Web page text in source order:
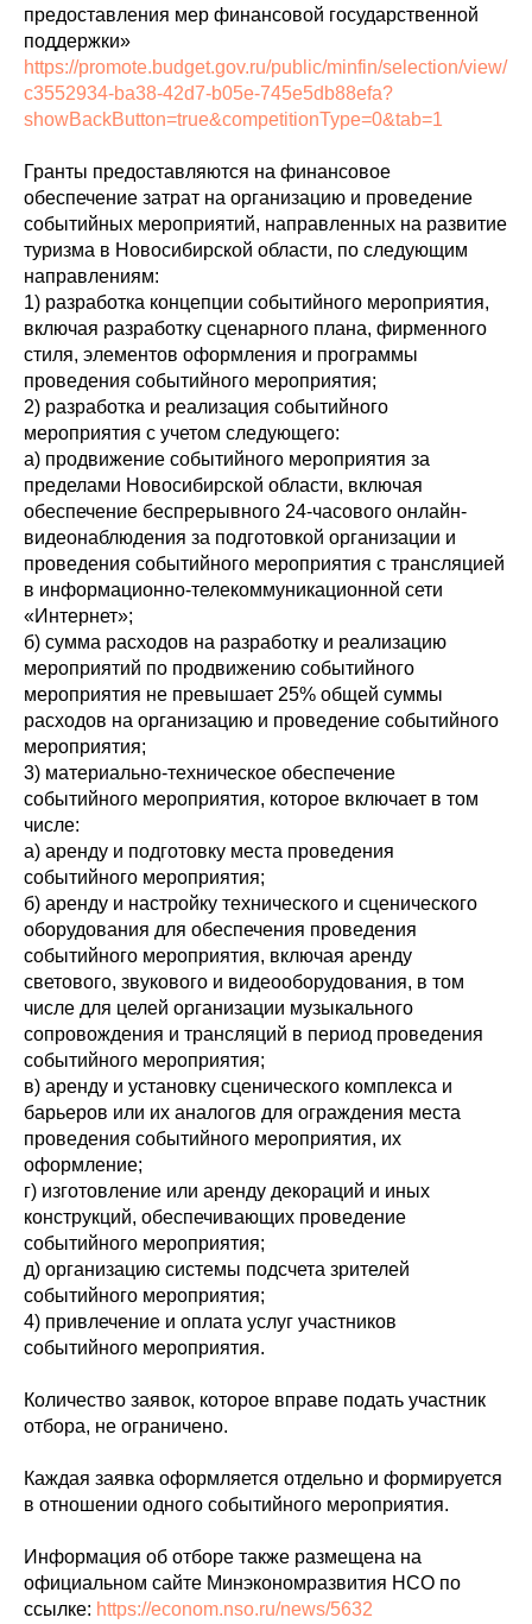
предоставления мер финансовой государственной
поддержки»
https://promote.budget.gov.ru/public/minfin/selection/view/
c3552934-ba38-42d7-b05e-745e5db88efa?
showBackButton=true&competitionType=0&tab=1
Гранты предоставляются на финансовое
обеспечение затрат на организацию и проведение
событийных мероприятий, направленных на развитие
туризма в Новосибирской области, по следующим
направлениям:
1) разработка концепции событийного мероприятия,
включая разработку сценарного плана, фирменного
стиля, элементов оформления и программы
проведения событийного мероприятия;
2) разработка и реализация событийного
мероприятия с учетом следующего:
а) продвижение событийного мероприятия за
пределами Новосибирской области, включая
обеспечение беспрерывного 24-часового онлайн-
видеонаблюдения за подготовкой организации и
проведения событийного мероприятия с трансляцией
в информационно-телекоммуникационной сети
«Интернет»;
б) сумма расходов на разработку и реализацию
мероприятий по продвижению событийного
мероприятия не превышает 25% общей суммы
расходов на организацию и проведение событийного
мероприятия;
3) материально-техническое обеспечение
событийного мероприятия, которое включает в том
числе:
а) аренду и подготовку места проведения
событийного мероприятия;
б) аренду и настройку технического и сценического
оборудования для обеспечения проведения
событийного мероприятия, включая аренду
светового, звукового и видеооборудования, в том
числе для целей организации музыкального
сопровождения и трансляций в период проведения
событийного мероприятия;
в) аренду и установку сценического комплекса и
барьеров или их аналогов для ограждения места
проведения событийного мероприятия, их
оформление;
г) изготовление или аренду декораций и иных
конструкций, обеспечивающих проведение
событийного мероприятия;
д) организацию системы подсчета зрителей
событийного мероприятия;
4) привлечение и оплата услуг участников
событийного мероприятия.
Количество заявок, которое вправе подать участник
отбора, не ограничено.
Каждая заявка оформляется отдельно и формируется
в отношении одного событийного мероприятия.
Информация об отборе также размещена на
официальном сайте Минэкономразвития НСО по
ссылке: https://econom.nso.ru/news/5632